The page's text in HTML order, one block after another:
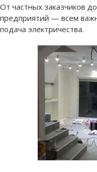
От частных заказчиков
предприятий — всем
подача электричества.